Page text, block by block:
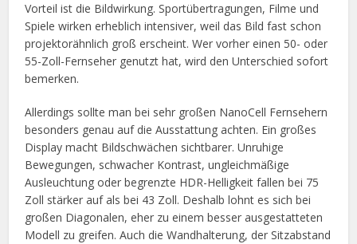
Vorteil ist die Bildwirkung. Sportübertragungen, Filme und
Spiele wirken erheblich intensiver, weil das Bild fast schon
projektorähnlich groß erscheint. Wer vorher einen 50- oder
55-Zoll-Fernseher genutzt hat, wird den Unterschied sofort
bemerken.
Allerdings sollte man bei sehr großen NanoCell Fernsehern
besonders genau auf die Ausstattung achten. Ein großes
Display macht Bildschwächen sichtbarer. Unruhige
Bewegungen, schwacher Kontrast, ungleichmäßige
Ausleuchtung oder begrenzte HDR-Helligkeit fallen bei 75
Zoll stärker auf als bei 43 Zoll. Deshalb lohnt es sich bei
großen Diagonalen, eher zu einem besser ausgestatteten
Modell zu greifen. Auch die Wandhalterung, der Sitzabstand